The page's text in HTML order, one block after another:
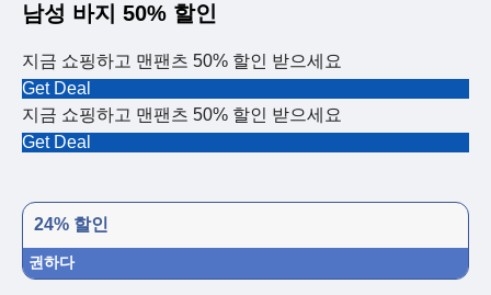
남성 바지 50% 할인
지금 쇼핑하고 맨팬츠 50% 할인 받으세요
Get Deal
지금 쇼핑하고 맨팬츠 50% 할인 받으세요
Get Deal
24% 할인
권하다